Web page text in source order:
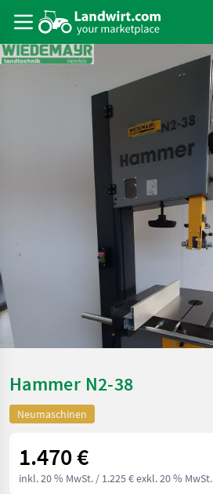
Hammer N2-38
Neumaschinen
1.470 €
inkl. 20 % MwSt. / 1.225 € exkl. 20 % MwSt.